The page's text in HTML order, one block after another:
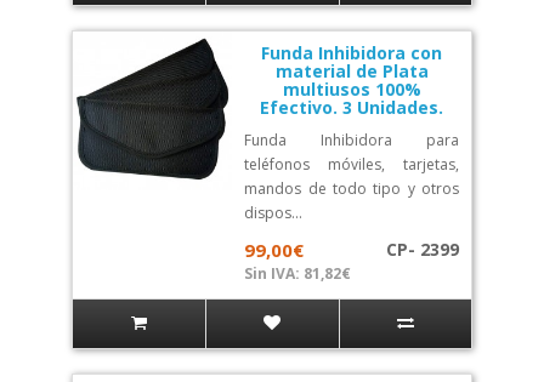
Funda Inhibidora con
material de Plata
multiusos 100%
Efectivo. 3 Unidades.
Funda Inhibidora para
teléfonos móviles, tarjetas,
mandos de todo tipo y otros
dispos...
99,00€ CP- 2399
Sin IVA: 81,82€